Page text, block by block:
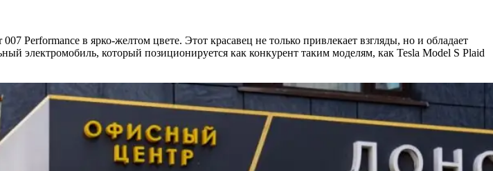
Performance в ярко-желтом цвете. Этот красавец не только привлекает взгляды, но и обладает
электромобиль, который позиционируется как конкурент таким моделям, как Tesla Model S Plaid